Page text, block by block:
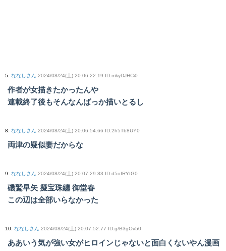
5: ななしさん 2024/08/24(土) 20:06:22.19 ID:mkyDJHCi0
作者が女描きたかったんや
連載終了後もそんなんばっか描いとるし
8: ななしさん 2024/08/24(土) 20:06:54.66 ID:2h5Tb8UY0
両津の疑似妻だからな
9: ななしさん 2024/08/24(土) 20:07:29.83 ID:d5oIRYtG0
磯鷲早矢 擬宝珠纏 御堂春
この辺は全部いらなかった
10: ななしさん 2024/08/24(土) 20:07:52.77 ID:g/B3gOv50
ああいう気が強い女がヒロインじゃないと面白くないやん漫画